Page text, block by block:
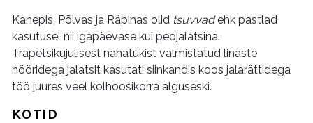
Kanepis, Põlvas ja Räpinas olid tsuvvadehk pastlad
kasutusel nii igapäevase kui peojalatsina.
Trapetsikujulisest nahatükist valmistatud linaste
nööridega jalatsit kasutati siinkandis koos jalarättidega
töö juures veel kolhoosikorra alguseski.
KOTID